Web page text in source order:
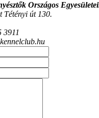
Országos
Tétényi út 130.
3911